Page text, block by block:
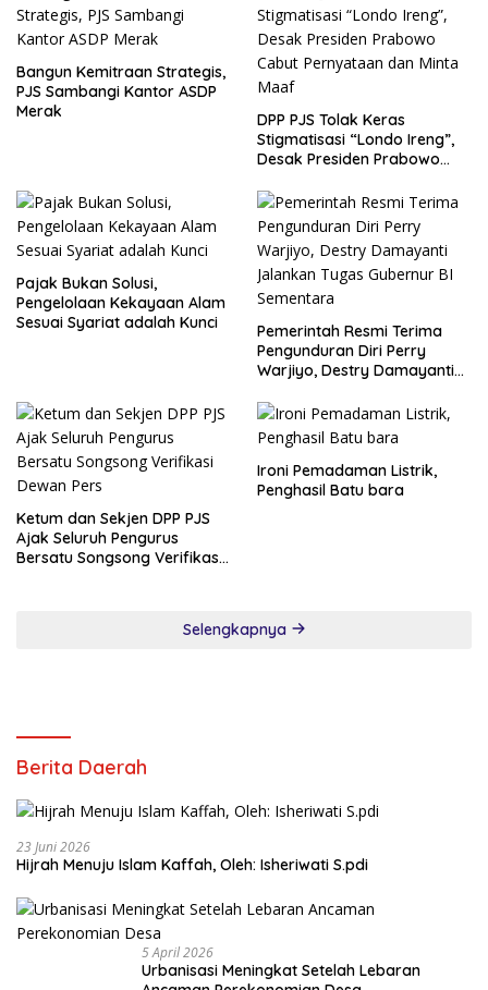
Bangun Kemitraan Strategis,
PJS Sambangi Kantor ASDP
Merak
DPP PJS Tolak Keras
Stigmatisasi “Londo Ireng”,
Desak Presiden Prabowo
Maaf
Pajak Bukan Solusi,
Pengelolaan Kekayaan Alam
Sesuai Syariat adalah Kunci
Pemerintah Resmi Terima
Pengunduran Diri Perry
Warjiyo, Destry Damayanti
Sementara
Ketum dan Sekjen DPP PJS
Ajak Seluruh Pengurus
Bersatu Songsong Verifikasi
Ironi Pemadaman Listrik,
Penghasil Batu bara
Selengkapnya
Berita Daerah
23 Juni 2026
Hijrah Menuju Islam Kaffah, Oleh: Isheriwati S.pdi
5 April 2026
Urbanisasi Meningkat Setelah Lebaran